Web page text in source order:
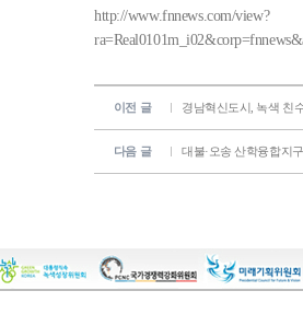
이전 글 경남혁신도시, 녹색 친
다음 글 대불·오송 산학융합지
http://www.fnnews.com/view?